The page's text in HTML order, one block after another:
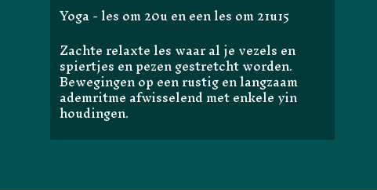
Yoga - les om 20u en een les om 21u15
Zachte relaxte les waar al je vezels en
spiertjes en pezen gestretcht worden.
Bewegingen op een rustig en langzaam
ademritme afwisselend met enkele yin
houdingen.